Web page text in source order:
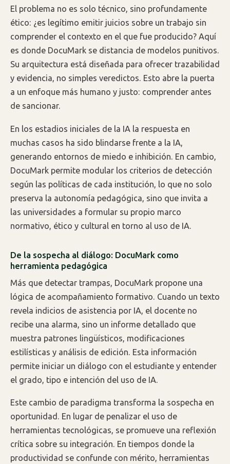
El problema no es solo técnico, sino profundamente
ético: ¿es legítimo emitir juicios sobre un trabajo sin
comprender el contexto en el que fue producido? Aquí
es donde DocuMark se distancia de modelos punitivos.
Su arquitectura está diseñada para ofrecer trazabilidad
y evidencia, no simples veredictos. Esto abre la puerta
a un enfoque más humano y justo: comprender antes
de sancionar.
En los estadios iniciales de la IA la respuesta en
muchas casos ha sido blindarse frente a la IA,
generando entornos de miedo e inhibición. En cambio,
DocuMark permite modular los criterios de detección
según las políticas de cada institución, lo que no solo
preserva la autonomía pedagógica, sino que invita a
las universidades a formular su propio marco
normativo, ético y cultural en torno al uso de IA.
De la sospecha al diálogo: DocuMark como
herramienta pedagógica
Más que detectar trampas, DocuMark propone una
lógica de acompañamiento formativo. Cuando un texto
revela indicios de asistencia por IA, el docente no
recibe una alarma, sino un informe detallado que
muestra patrones lingüísticos, modificaciones
estilísticas y análisis de edición. Esta información
permite iniciar un diálogo con el estudiante y entender
el grado, tipo e intención del uso de IA.
Este cambio de paradigma transforma la sospecha en
oportunidad. En lugar de penalizar el uso de
herramientas tecnológicas, se promueve una reflexión
crítica sobre su integración. En tiempos donde la
productividad se confunde con mérito, herramientas